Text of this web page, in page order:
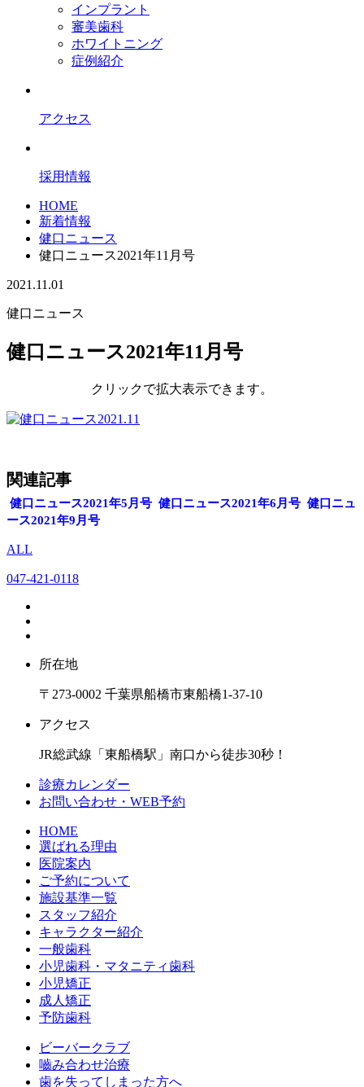
インプラント
審美歯科
ホワイトニング
症例紹介
アクセス
採用情報
HOME
新着情報
健口ニュース
健口ニュース2021年11月号
2021.11.01
健口ニュース
健口ニュース2021年11月号
クリックで拡大表示できます。
関連記事
健口ニュース2021年5月号 健口ニュース2021年6月号 健口ニュ
ース2021年9月号
ALL
047-421-0118
所在地
〒273-0002 千葉県船橋市東船橋1-37-10
アクセス
JR総武線「東船橋駅」南口から徒歩30秒！
診療カレンダー
お問い合わせ・WEB予約
HOME
選ばれる理由
医院案内
ご予約について
施設基準一覧
スタッフ紹介
キャラクター紹介
一般歯科
小児歯科・マタニティ歯科
小児矯正
成人矯正
予防歯科
ビーバークラブ
嚙み合わせ治療
歯を失ってしまった方へ